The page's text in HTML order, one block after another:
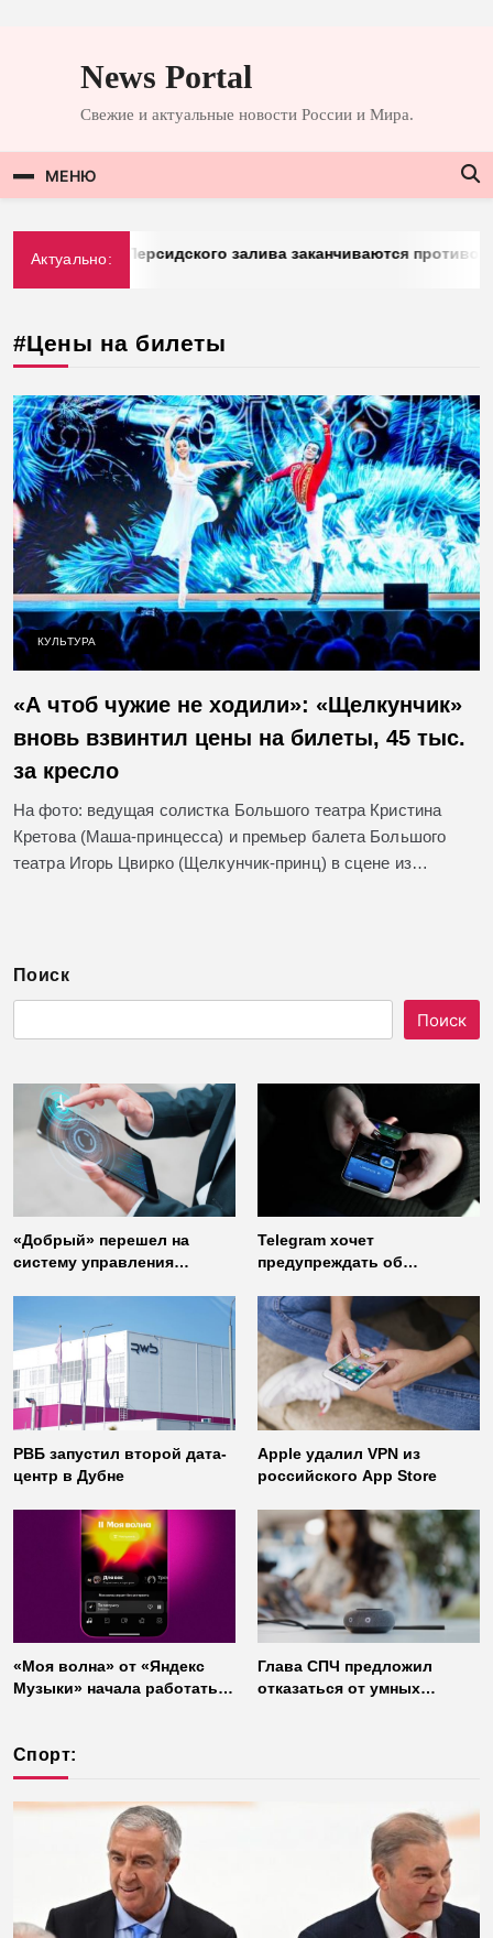
содержимомуNews Portal
Свежие и актуальные новости России и Мира.
МЕНЮ
Актуально:
у стран Персидского залива заканчиваются
#Цены на билеты
КУЛЬТУРА
«А чтоб чужие не ходили»: «Щелкунчик»
вновь взвинтил цены на билеты, 45 тыс.
за кресло
На фото: ведущая солистка Большого театра Кристина
Кретова (Маша-принцесса) и премьер балета Большого
театра Игорь Цвирко (Щелкунчик-принц) в сцене из…
Поиск
Поиск
«Добрый» перешел на
систему управления
Telegram хочет
предупреждать об
неофициальных клиентов
мессенджера
РВБ запустил второй дата-
центр в Дубне
Apple удалил VPN из
российского App Store
«Моя волна» от «Яндекс
Музыки» начала работать
Глава СПЧ предложил
отказаться от умных
Спорт: